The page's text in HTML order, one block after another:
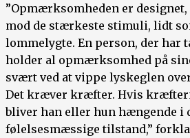
”Opmærksomheden er
mod de stærkeste stimuli, lidt
lommelygte. En person, der har
holder al opmærksomhed på
svært ved at vippe lyskeglen
Det kræver kræfter. Hvis
bliver han eller hun hængende i
følelsesmæssige tilstand,”